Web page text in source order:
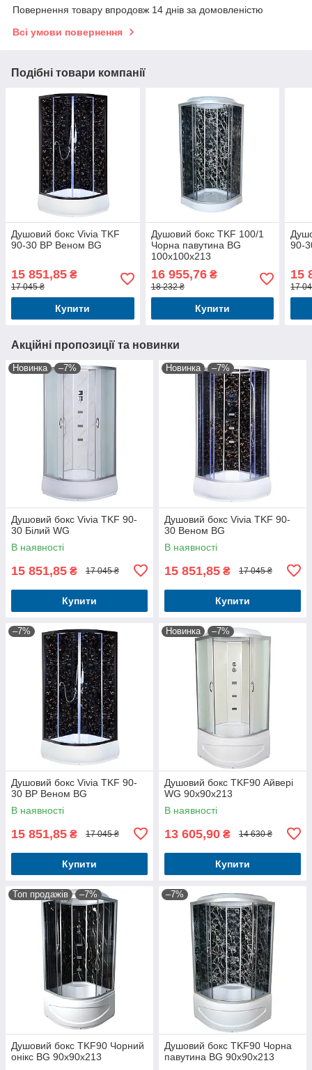
Повернення товару впродовж 14 днів за домовленістю
Всі умови повернення
Подібні товари компанії
Душовий бокс Vivia TKF
90-30 BP Веном BG
15 851,85 ₴
17 045 ₴
Купити
Душовий бокс TKF 100/1
Чорна павутина BG
100x100x213
16 955,76₴
18 232 ₴
Купити
90-
15
17
Акційні пропозиції та новинки
Новинка –7%
Душовий бокс Vivia TKF 90-
30 Білий WG
В наявності
15 851,85 ₴ 17 045 ₴
Купити
Новинка –7%
Душовий бокс Vivia TKF 90-
30 Веном BG
В наявності
15 851,85 ₴ 17 045 ₴
Купити
–7%
Душовий бокс Vivia TKF 90-
30 BP Веном BG
В наявності
15 851,85 ₴ 17 045 ₴
Купити
Новинка –7%
Душовий бокс TKF90 Айвері
WG 90x90x213
В наявності
13 605,90 ₴ 14 630 ₴
Купити
Топ продажів –7%
Душовий бокс TKF90 Чорний
онікс BG 90x90x213
–7%
Душовий бокс TKF90 Чорна
павутина BG 90x90x213